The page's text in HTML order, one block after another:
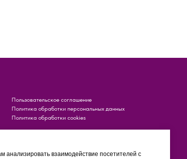
анализировать взаимодействие посетителей с
Пользовательское соглашение
Политика обработки персональных данных
Политика обработки cookies